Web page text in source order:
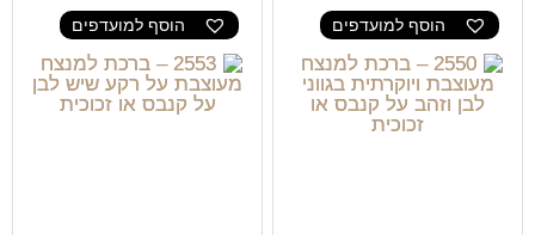
הוסף למועדפים הוסף למועדפים